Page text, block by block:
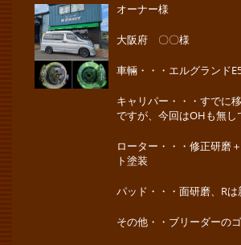
オーナー様
大阪府 〇〇様
車輛・・・エルグランド
キャリパー・・・すでに
ですが、今回はOHも無し
ローター・・・修正研磨
ト塗装
パッド・・・面研磨、R
その他・・ブリーダーの